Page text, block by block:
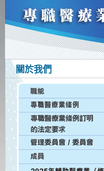
關於我們